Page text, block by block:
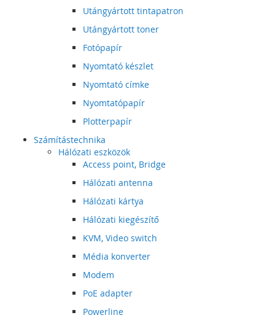
Utángyártott tintapatron
Utángyártott toner
Fotópapír
Nyomtató készlet
Nyomtató címke
Nyomtatópapír
Plotterpapír
Számítástechnika
Hálózati eszközök
Access point, Bridge
Hálózati antenna
Hálózati kártya
Hálózati kiegészítő
KVM, Video switch
Média konverter
Modem
PoE adapter
Powerline